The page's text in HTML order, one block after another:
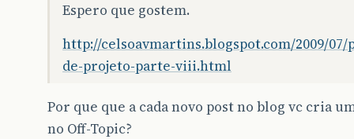
Espero que gostem.
http://celsoavmartins.blogspot.com/2009/
de-projeto-parte-viii.html
Por que que a cada novo post no blog vc cria
no Off-Topic?